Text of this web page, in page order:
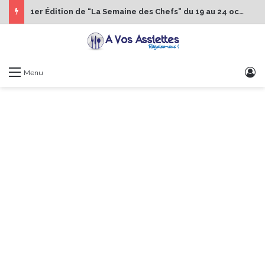
1er Édition de “La Semaine des Chefs” du 19 au 24 octobre 2026
Menu